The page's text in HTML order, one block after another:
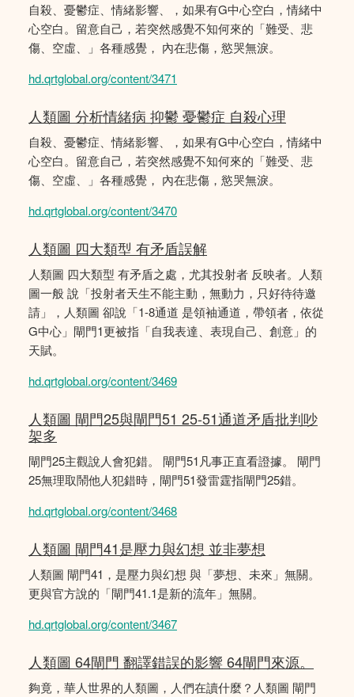
自殺、憂鬱症、情緒影響、，如果有G中心空白，情緒中
心空白。留意自己，若突然感覺不知何來的「難受、悲
傷、空虛、」各種感覺， 內在悲傷，慾哭無淚。
hd.qrtglobal.org/content/3471
人類圖 分析情緒病 抑鬱 憂鬱症 自殺心理
自殺、憂鬱症、情緒影響、，如果有G中心空白，情緒中
心空白。留意自己，若突然感覺不知何來的「難受、悲
傷、空虛、」各種感覺， 內在悲傷，慾哭無淚。
hd.qrtglobal.org/content/3470
人類圖 四大類型 有矛盾誤解
人類圖 四大類型 有矛盾之處，尤其投射者 反映者。人類
圖一般 說「投射者天生不能主動，無動力，只好待待邀
請」，人類圖 卻說「1-8通道 是領袖通道，帶領者，依從
G中心」閘門1更被指「自我表達、表現自己、創意」的
天賦。
hd.qrtglobal.org/content/3469
人類圖 閘門25與閘門51 25-51通道矛盾批判吵
架多
閘門25主觀說人會犯錯。 閘門51凡事正直看證據。 閘門
25無理取鬧他人犯錯時，閘門51發雷霆指閘門25錯。
hd.qrtglobal.org/content/3468
人類圖 閘門41是壓力與幻想 並非夢想
人類圖 閘門41，是壓力與幻想 與「夢想、未來」無關。
更與官方說的「閘門41.1是新的流年」無關。
hd.qrtglobal.org/content/3467
人類圖 64閘門 翻譯錯誤的影響 64閘門來源。
夠竟，華人世界的人類圖，人們在讀什麼？人類圖 閘門